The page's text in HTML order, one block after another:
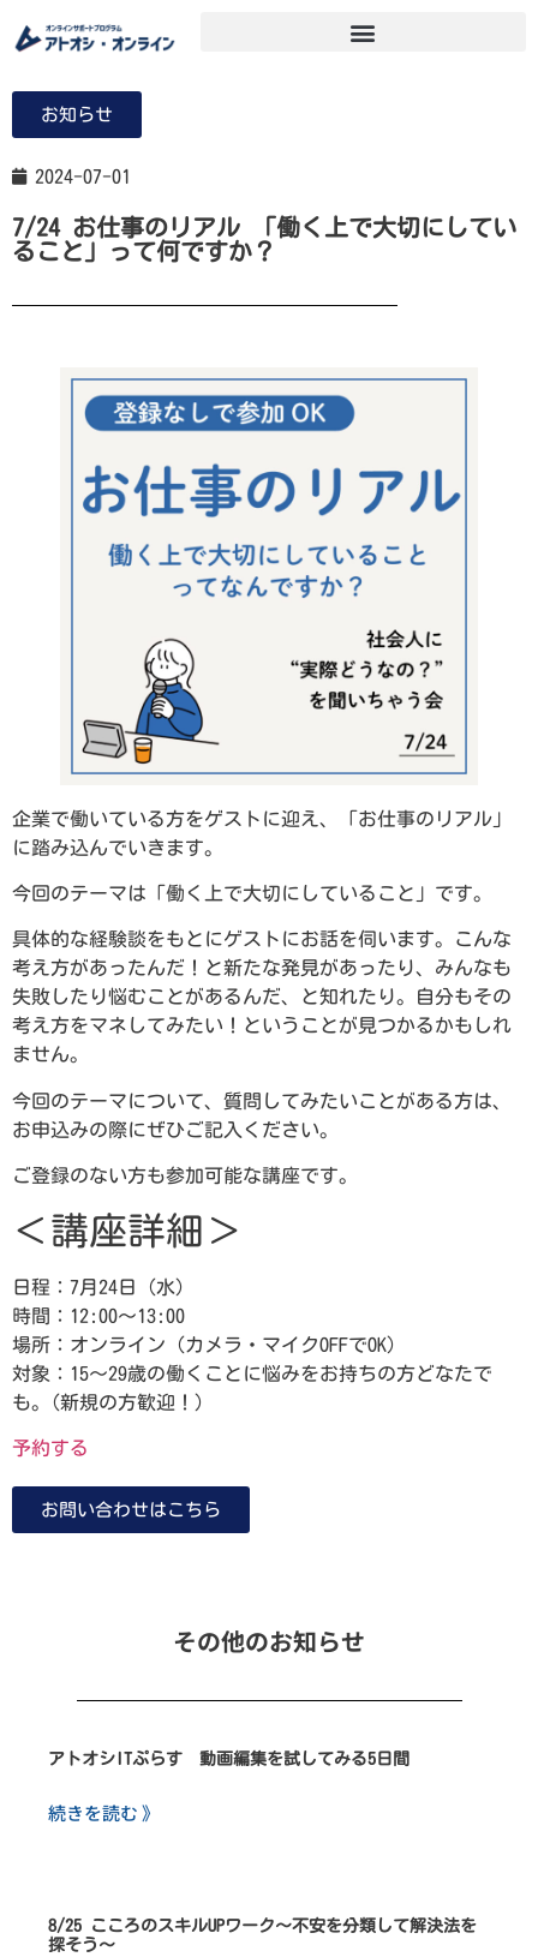
お知らせ
2024-07-01
7/24 お仕事のリアル 「働く上で大切にしてい
ること」って何ですか？
企業で働いている方をゲストに迎え、「お仕事のリアル」
に踏み込んでいきます。
今回のテーマは「働く上で大切にしていること」です。
具体的な経験談をもとにゲストにお話を伺います。こんな
考え方があったんだ！と新たな発見があったり、みんなも
失敗したり悩むことがあるんだ、と知れたり。自分もその
考え方をマネしてみたい！ということが見つかるかもしれ
ません。
今回のテーマについて、質問してみたいことがある方は、
お申込みの際にぜひご記入ください。
ご登録のない方も参加可能な講座です。
＜講座詳細＞
日程：7月24日（水）
時間：12:00～13:00
場所：オンライン（カメラ・マイクOFFでOK）
対象：15～29歳の働くことに悩みをお持ちの方どなたで
も。(新規の方歓迎！）
予約する
お問い合わせはこちら
その他のお知らせ
アトオシITぷらす 動画編集を試してみる5日間
続きを読む 》
8/25 こころのスキルUPワーク～不安を分類して解決法を
探そう～